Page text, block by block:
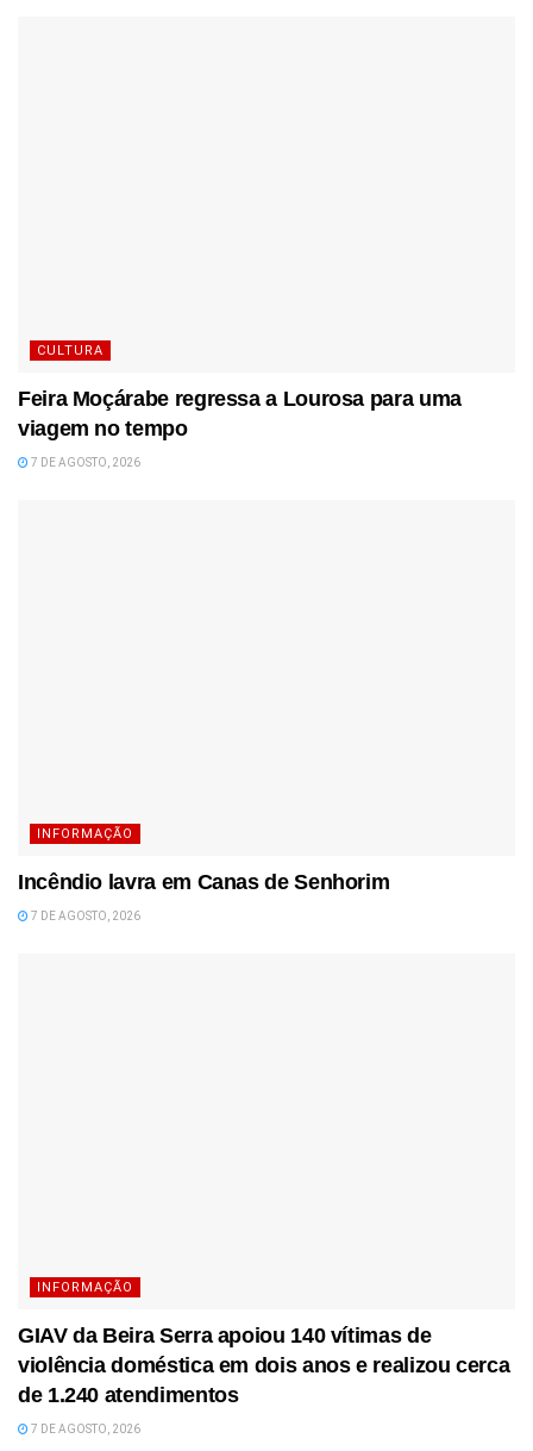
CULTURA
Feira Moçárabe regressa a Lourosa para uma
viagem no tempo
7 DE AGOSTO, 2026
INFORMAÇÃO
Incêndio lavra em Canas de Senhorim
7 DE AGOSTO, 2026
INFORMAÇÃO
GIAV da Beira Serra apoiou 140 vítimas de
violência doméstica em dois anos e realizou cerca
de 1.240 atendimentos
7 DE AGOSTO, 2026